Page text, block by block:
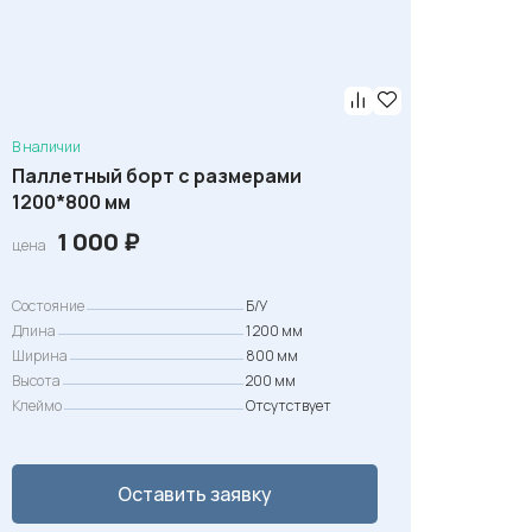
в
л
я
а
5
0
₽
.
В наличии
Паллетный борт с размерами
1200*800 мм
цена 1 000 ₽
Состояние
Б/У
Длина
1 200 мм
Ширина
800 мм
Высота
200 мм
Клеймо
Отсутствует
Оставить заявку